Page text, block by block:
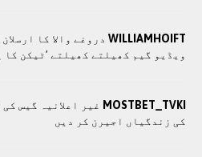
WILLIAMHOIFT دروغے والا کا
ویڈیو گیم کھیلتے کھیلتے ’ٹیکن کا
MOSTBET_TVKI غیر اعلانیہ گیس
کی زندگیاں اجیرن کر دیں